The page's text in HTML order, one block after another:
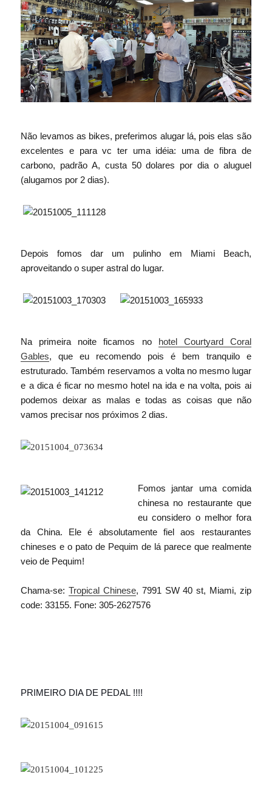
Não levamos as bikes, preferimos alugar lá, pois elas são
excelentes e para vc ter uma idéia: uma de fibra de
carbono, padrão A, custa 50 dolares por dia o aluguel
(alugamos por 2 dias).
Depois fomos dar um pulinho em Miami Beach,
aproveitando o super astral do lugar.
Na primeira noite ficamos no hotel Courtyard Coral
Gables, que eu recomendo pois é bem tranquilo e
estruturado. Também reservamos a volta no mesmo lugar
e a dica é ficar no mesmo hotel na ida e na volta, pois ai
podemos deixar as malas e todas as coisas que não
vamos precisar nos próximos 2 dias.
Fomos jantar uma comida
chinesa no restaurante que
eu considero o melhor fora
da China. Ele é absolutamente fiel aos restaurantes
chineses e o pato de Pequim de lá parece que realmente
veio de Pequim!
Chama-se:Tropical Chinese, 7991 SW 40 st, Miami, zip
code: 33155. Fone: 305-2627576
PRIMEIRO DIA DE PEDAL !!!!